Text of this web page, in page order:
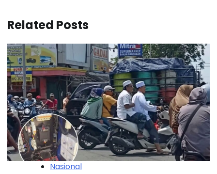
Related Posts
Nasional